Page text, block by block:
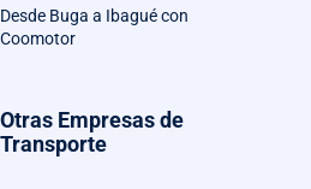
Desde Buga a Ibagué con
Coomotor
Otras Empresas de
Transporte